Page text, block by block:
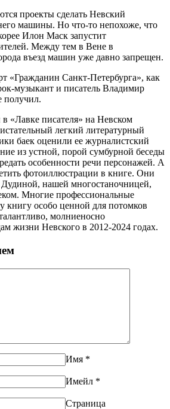
проекты сделать Невский
машины. Но что-то непохоже, что
Илон Маск запустит
Между тем в Вене в
въезд машин уже давно запрещен.
«Гражданин Санкт-Петербурга», как
музыкант и писатель Владимир
получил.
«Лавке писателя» на Невском
легкий литературный
баек оценили ее журналистский
из устной, порой сумбурной беседы
особенности речи персонажей. А
фотоиллюстрации в книге. Они
нашей многостаночницей,
Многие профессиональные
книгу особо ценной для потомков
молниеносно
жизни Невского в 2012-2024 годах.
Имя *
Имейл *
Страница